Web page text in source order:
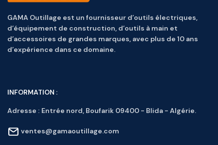
GAMA Outillage est un fournisseur d’outils électriques,
d’équipement de construction, d’outils à main et
d’accessoires de grandes marques, avec plus de 10 ans
d’expérience dans ce domaine.
INFORMATION :
Adresse : Entrée nord, Boufarik 09400 - Blida - Algérie.
ventes@gamaoutillage.com